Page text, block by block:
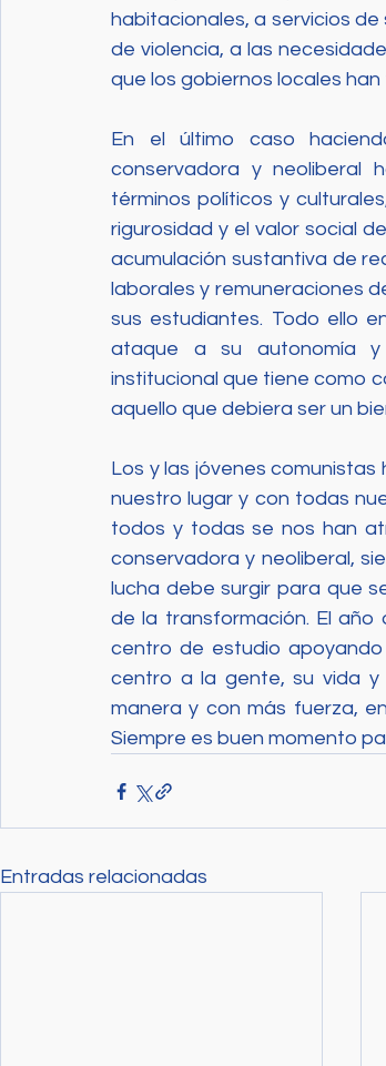
habitacionales, a servicios
de violencia, a las
que los gobiernos locales
En el último caso
conservadora y neoliberal
términos políticos y
rigurosidad y el valor social
acumulación sustantiva de
laborales y remuneraciones
sus estudiantes. Todo ello
ataque a su autonomía y
institucional que tiene como
aquello que debiera ser un
Los y las jóvenes
nuestro lugar y con todas
todos y todas se nos han
conservadora y neoliberal,
lucha debe surgir para que
de la transformación. El año
centro de estudio
centro a la gente, su vida y
manera y con más fuerza,
Siempre es buen momento
Entradas relacionadas